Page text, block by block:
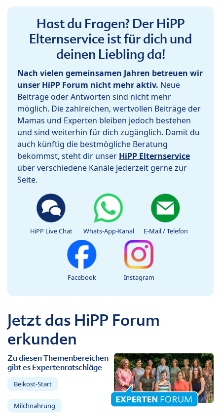
Hast du Fragen? Der HiPP
Elternservice ist für dich und
deinen Liebling da!
Nach vielen gemeinsamen Jahren betreuen wir
unser HiPP Forum nicht mehr aktiv. Neue
Beiträge oder Antworten sind nicht mehr
möglich. Die zahlreichen, wertvollen Beiträge der
Mamas und Experten bleiben jedoch bestehen
und sind weiterhin für dich zugänglich. Damit du
auch künftig die bestmögliche Beratung
bekommst, steht dir unser HiPP Elternservice
über verschiedene Kanäle jederzeit gerne zur
Seite.
HiPP Live Chat Whats-App-Kanal E-Mail / Telefon
Facebook Instagram
Jetzt das HiPP Forum
erkunden
Zu diesen Themenbereichen
gibt es Expertenratschläge
Beikost-Start
Milchnahrung